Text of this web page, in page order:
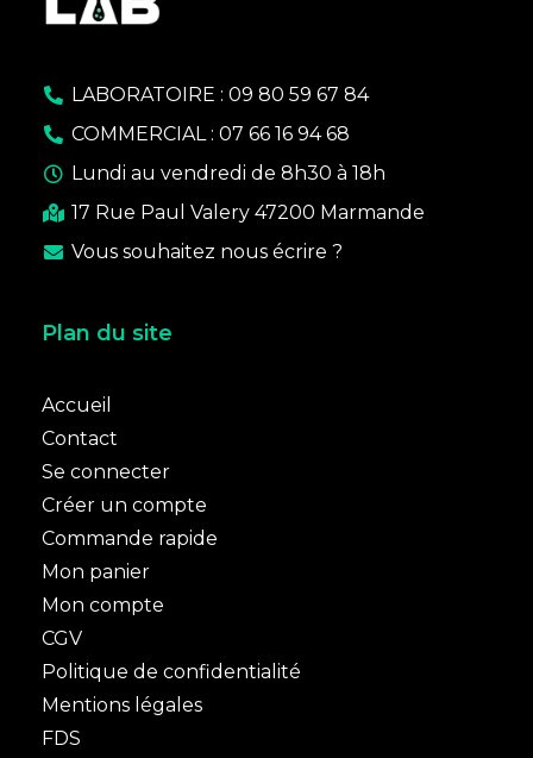
LABORATOIRE : 09 80 59 67 84
COMMERCIAL : 07 66 16 94 68
Lundi au vendredi de 8h30 à 18h
17 Rue Paul Valery 47200 Marmande
Vous souhaitez nous écrire ?
Plan du site
Accueil
Contact
Se connecter
Créer un compte
Commande rapide
Mon panier
Mon compte
CGV
Politique de confidentialité
Mentions légales
FDS